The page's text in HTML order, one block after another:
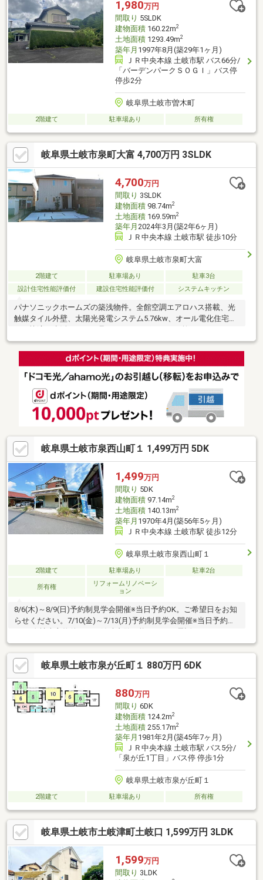
障や漏水についてお引渡しより２年間保証・シロアリ防除工事施
工後5年間保証・お客様に合わせ
1,980万円
間取り 5SLDK
建物面積160.22m2
土地面積1293.49m2
築年月 1997年8月(築29年1ヶ月)
ＪＲ中央本線 土岐市駅 バス66分/
「バーデンパークＳＯＧＩ」バス停
停歩2分
岐阜県土岐市曽木町
2階建て 駐車場あり 所有権
岐阜県土岐市泉町大富 4,700万円 3SLDK
4,700万円
間取り 3SLDK
建物面積98.74m2
土地面積169.59m2
築年月 2024年3月(築2年6ヶ月)
ＪＲ中央本線 土岐市駅 徒歩10分
岐阜県土岐市泉町大富
2階建て 駐車場あり
駐車3台
設計住宅性能評価付
建設住宅性能評価付 システムキッチン
パナソニックホームズの築浅物件。全館空調エアロハス搭載、光
触媒タイル外壁、太陽光発電システム5.76kw、オール電化住宅で
岐阜県土岐市泉西山町１ 1,499万円 5DK
1,499万円
間取り 5DK
建物面積97.14m2
土地面積140.13m2
築年月 1970年4月(築56年5ヶ月)
ＪＲ中央本線 土岐市駅 徒歩12分
岐阜県土岐市泉西山町１
2階建て 駐車場あり 駐車2台
所有権
リフォームリノベーシ
ョン
8/6(木)～8/9(日)予約制見学会開催※当日予約OK。ご希望日をお知
らせください。7/10(金)～7/13(月)予約制見学会開催※当日予約
OK。自社売主物件につき随時内覧可能です。お電話かメールでご
希望日をお知らせください。【リフォーム内容】駐車場拡張、外
壁塗装【おすすめポイント】・雨漏り、構造上主要な部分の欠陥
や・腐食、給排水管の故障や漏水についてお引渡しより２年間保
証・シロアリ防除工事施工後5年間保証・お客様に合わせたローン
の組み方や金融機関をご提案。住宅ローンが初めての方でもお気
軽にご相談ください【周辺施設】・土岐市立泉西小
岐阜県土岐市泉が丘町１ 880万円 6DK
880万円
間取り 6DK
建物面積124.2m2
土地面積255.17m2
築年月 1981年2月(築45年7ヶ月)
ＪＲ中央本線 土岐市駅 バス5分/
「泉が丘1丁目」バス停 停歩1分
岐阜県土岐市泉が丘町１
2階建て 駐車場あり 所有権
岐阜県土岐市土岐津町土岐口 1,599万円 3LDK
1,599万円
間取り 3LDK